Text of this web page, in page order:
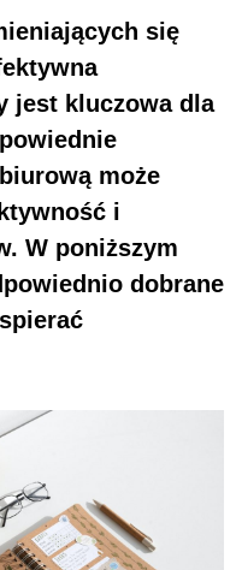
się
jest kluczowa dla
może
i
W poniższym
dobrane